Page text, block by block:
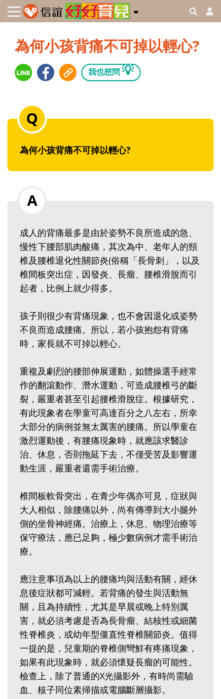
為何小孩背痛不可掉以輕心?
我也想問 💡
為何小孩背痛不可掉以輕心?
成人的背痛最多是由於姿勢不良所造成的急、
慢性下腰部肌肉酸痛，其次為中、老年人的頸
椎及腰椎退化性關節炎(俗稱「長骨刺」，以及
椎間板突出症，因發炎、長瘤、腰椎滑脫而引
起者，比例上就少得多。
孩子則很少有背痛現象，也不會因退化或姿勢
不良而造成腰痛。所以，若小孩抱怨有背痛
時，家長就不可掉以輕心。
重複及劇烈的腰部伸展運動，如體操選手經常
作的翻滾動作、潛水運動，可造成腰椎弓的斷
裂，嚴重者甚至引起腰椎滑脫症。根據研究，
有此現象者在學童可高達百分之八左右，所幸
大部分的病例並無太厲害的腰痛。所以學童在
激烈運動後，有腰痛現象時，就應該求醫診
治、休息，否則拖延下去，不僅受苦及影響運
動生涯，嚴重者還需手術治療。
椎間板軟骨突出，在青少年偶亦可見，症狀與
大人相似，除腰痛以外，尚有傳導到大小腿外
側的坐骨神經痛。治療上，休息、物理治療等
保守療法，應已足夠，極少數病例才需手術治
療。
應注意事項為以上的腰痛均與活動有關，經休
息後症狀都可減輕。若背痛的發生與活動無
關，且為持續性，尤其是早晨或晚上特別厲
害，就必須考慮是否為長骨瘤、結核性或細菌
性脊椎炎，或幼年型僵直性脊椎關節炎。值得
一提的是，兒童期的脊椎側彎鮮有疼痛現象，
如果有此現象時，就必須懷疑長瘤的可能性。
檢查上，除了普通的X光攝影外，有時尚需驗
血、核子同位素掃描或電腦斷層攝影。